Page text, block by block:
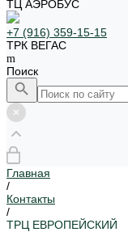
ТЦ АЭРОБУС
+7 (916) 359-15-15
ТРК ВЕГАС
Поиск
Главная
/
Контакты
/
ТРЦ ЕВРОПЕЙСКИЙ